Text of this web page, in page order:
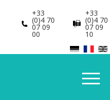
+33
(0)4 70
07 09
00
+33
(0)4 70
07 09
10